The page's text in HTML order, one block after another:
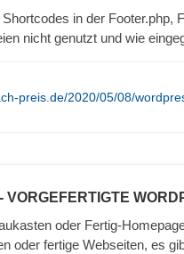
in der Footer.php,
nicht genutzt und wie
preis.de/2020/05/08/
- VORGEFERTIGTE
oder Fertig-
oder fertige Webseiten, es